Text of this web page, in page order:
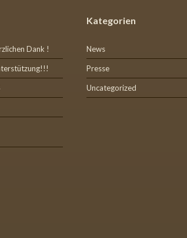
Dank !
Kategorien
News
Presse
Uncategorized